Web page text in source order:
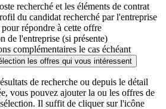
recherché et les éléments de contrat
du candidat recherché par l'entreprise
répondre à cette offre
de l'entreprise (si présente)
complémentaires le cas échéant
les offres qui vous intéressent
de recherche ou depuis le détail
vous pouvez ajouter la ou les offres de
Il suffit de cliquer sur l'icône